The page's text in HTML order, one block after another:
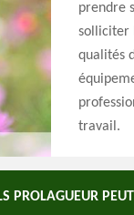
prendre
solliciter
qualités
travail.
PROLAGUEUR